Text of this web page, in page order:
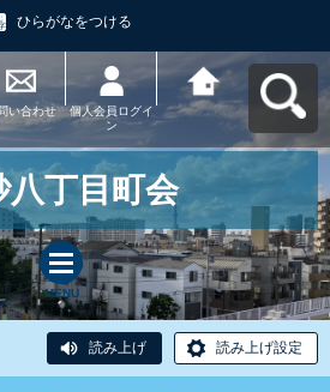
ひらがなをつける
い合わせ
個人会員ログイ
ン
江東区コミュニ
イト「ことこみ
ゅネット」へ戻
八丁目町会
MENU
読み上げ 読み上げ設定